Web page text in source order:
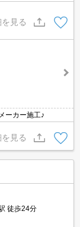
見る
ーカー施工♪
見る
徒歩24分